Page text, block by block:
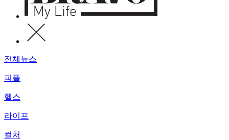
전체뉴스
피플
헬스
라이프
컬처